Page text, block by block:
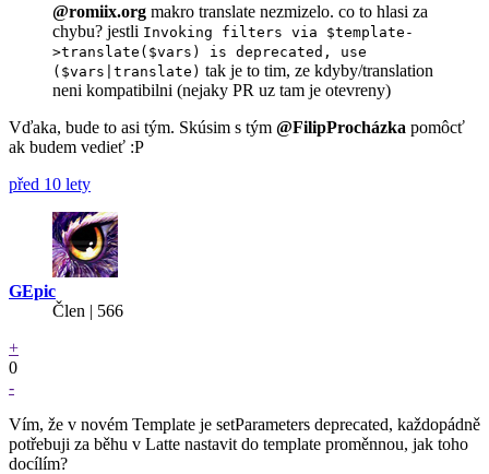
@romiix.org makro translate nezmizelo. co to hlasi za
chybu? jestli Invoking filters via $template-
>translate($vars) is deprecated, use
($vars|translate) tak je to tim, ze kdyby/translation
neni kompatibilni (nejaky PR uz tam je otevreny)
Vďaka, bude to asi tým. Skúsim s tým @FilipProcházka pomôcť
ak budem vedieť :P
před 10 lety
GEpic
Člen | 566
+
0
-
Vím, že v novém Template je setParameters deprecated, každopádně
potřebuji za běhu v Latte nastavit do template proměnnou, jak toho
docílím?